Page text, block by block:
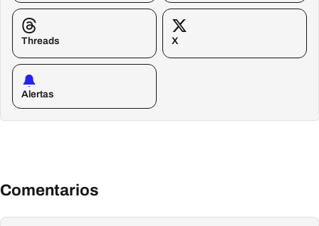
Threads X
Alertas
Comentarios